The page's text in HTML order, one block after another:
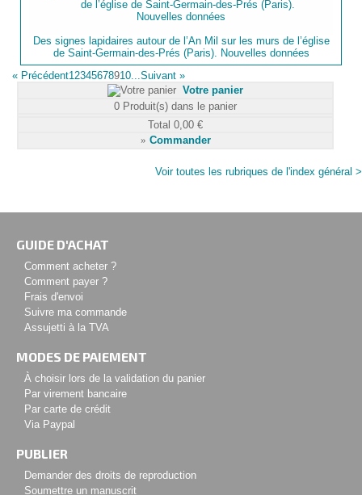
Des signes lapidaires autour de l’An Mil sur les murs de l’église
de Saint-Germain-des-Prés (Paris). Nouvelles données
« Précédent12345678910...Suivant »
Votre panier
0 Produit(s) dans le panier
Total 0,00 €
» Commander
Voir toutes les rubriques de l'index général >
GUIDE D'ACHAT
Comment acheter ?
Comment payer ?
Frais d'envoi
Suivre ma commande
Assujetti à la TVA
MODES DE PAIEMENT
À choisir lors de la validation du panier
Par virement bancaire
Par carte de crédit
Via Paypal
PUBLIER
Demander des droits de reproduction
Soumettre un manuscrit